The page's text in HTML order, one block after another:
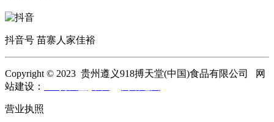
抖音号 苗寨人家佳裕
Copyright © 2023 贵州遵义918搏天堂(中国)食品有限公司 网
站建设：
营业执照